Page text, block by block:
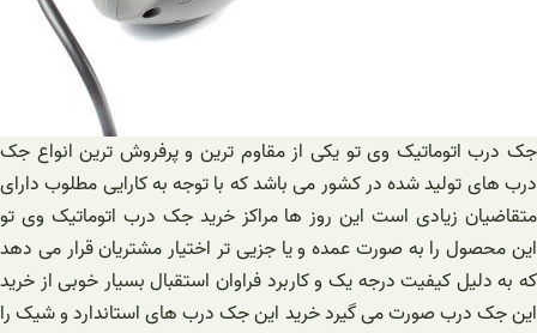
جک درب اتوماتیک وی تو یکی از مقاوم ترین و پرفروش ترین انواع جک
درب های تولید شده در کشور می باشد که با توجه به کارایی مطلوب دارای
متقاضیان زیادی است این روز ها مراکز خرید جک درب اتوماتیک وی تو
این محصول را به صورت عمده و یا جزیی تر اختیار مشتریان قرار می دهد
که به دلیل کیفیت درجه یک و کاربرد فراوان استقبال بسیار خوبی از خرید
این جک درب صورت می گیرد خرید این جک درب های استاندارد و شیک را